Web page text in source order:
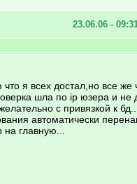
23.06.06 -
я всех достал,но все же
шла по ip юзера и не
с привязкой к
автоматически
главную...